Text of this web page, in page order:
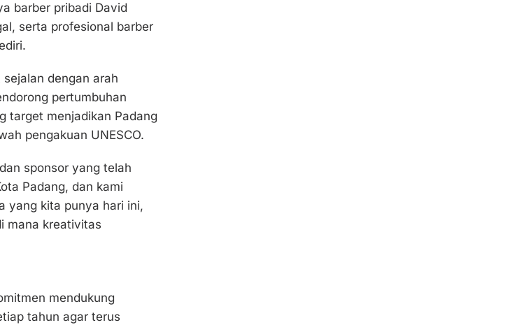
barber pribadi David
serta profesional barber
dengan arah
pertumbuhan
target menjadikan Padang
pengakuan UNESCO.
sponsor yang telah
Padang, dan kami
yang kita punya hari ini,
mana kreativitas
mendukung
tahun agar terus